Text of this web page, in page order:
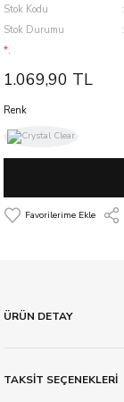
Stok Kodu
Stok Durumu
*.
1.069,90 TL
Renk
ÜRÜN DETAY
TAKSİT SEÇENEKLERİ